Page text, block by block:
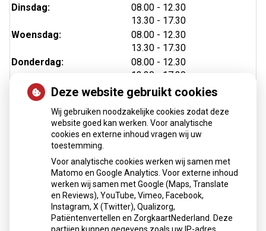
Dinsdag:
08.00 tot
- 12.30
13.30 tot
- 17.30
Woensdag:
08.00 tot
- 12.30
13.30 tot
- 17.30
Donderdag:
08.00 tot
- 12.30
13.30
tot
- 17.30
Vrijdag:
08.00tot
- 12.30
Medicijnen mee op reis?
Klanttevredenheidsonderzoek score
Toestemming uitwisseling/delen medische gegevens
vanaf 12 jaar en 16 jaar
Deze website gebruikt cookies
Wij gebruiken noodzakelijke cookies zodat deze
website goed kan werken. Voor analytische
cookies en externe inhoud vragen wij uw
toestemming.
Voor analytische cookies werken wij samen met
Matomo en Google Analytics. Voor externe inhoud
werken wij samen met Google (Maps, Translate
en Reviews), YouTube, Vimeo, Facebook,
Instagram, X (Twitter), Qualizorg,
Patiëntenvertellen en ZorgkaartNederland. Deze